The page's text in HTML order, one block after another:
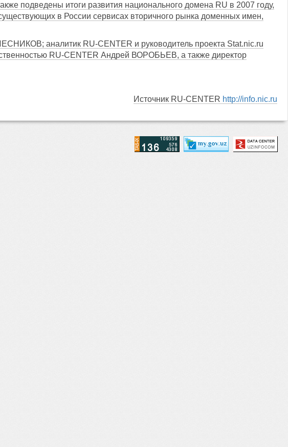
подведены итоги развития национального домена RU в 2007 году,
в России сервисах вторичного рынка доменных имен,
аналитик RU-CENTER и руководитель проекта Stat.nic.ru
RU-CENTER Андрей ВОРОБЬЕВ, а также директор
Источник RU-CENTER http://info.nic.ru